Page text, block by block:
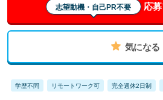
志望動機・自己PR不要 応募
気になる
学歴不問 リモートワーク可 完全週休2日制